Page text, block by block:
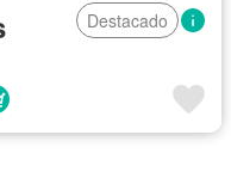
Destacado